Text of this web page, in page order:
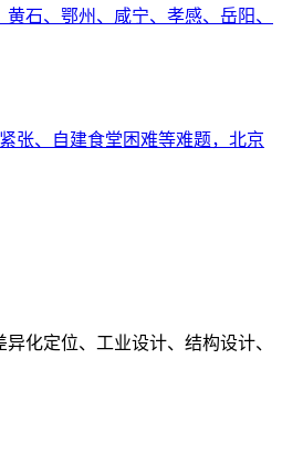
石、鄂州、咸宁、孝感、岳阳、
张、自建食堂困难等难题，北京
化定位、工业设计、结构设计、